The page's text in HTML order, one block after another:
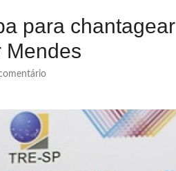
para chantagear
Mendes